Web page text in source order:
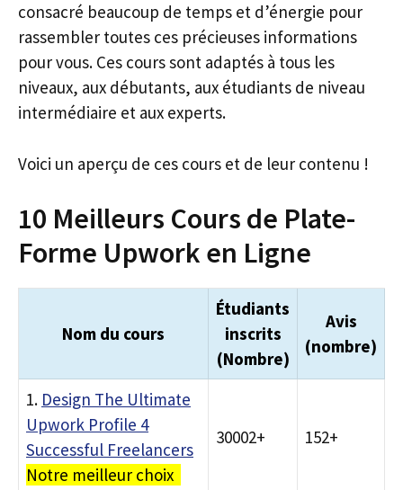
consacré beaucoup de temps et d’énergie pour
rassembler toutes ces précieuses informations
pour vous. Ces cours sont adaptés à tous les
niveaux, aux débutants, aux étudiants de niveau
intermédiaire et aux experts.
Voici un aperçu de ces cours et de leur contenu !
10 Meilleurs Cours de Plate-
Forme Upwork en Ligne
Nom du cours
Étudiants
inscrits
(Nombre)
Avis
(nombre)
1. Design The Ultimate
Upwork Profile 4
Successful Freelancers
Notre meilleur choix
30002+ 152+